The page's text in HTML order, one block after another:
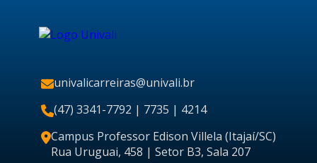
univalicarreiras@univali.br
(47) 3341-7792 | 7735 | 4214
Campus Professor Edison Villela (Itajaí/SC)
Rua Uruguai, 458 | Setor B3, Sala 207